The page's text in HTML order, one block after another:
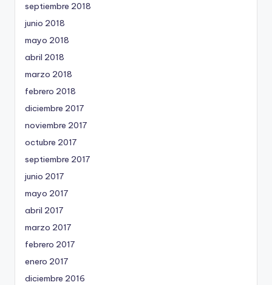
septiembre 2018
junio 2018
mayo 2018
abril 2018
marzo 2018
febrero 2018
diciembre 2017
noviembre 2017
octubre 2017
septiembre 2017
junio 2017
mayo 2017
abril 2017
marzo 2017
febrero 2017
enero 2017
diciembre 2016